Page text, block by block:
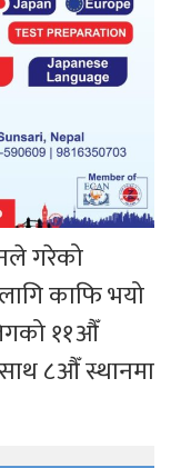
गरेको
काफि भयो
११औँ
८औँ स्थानमा